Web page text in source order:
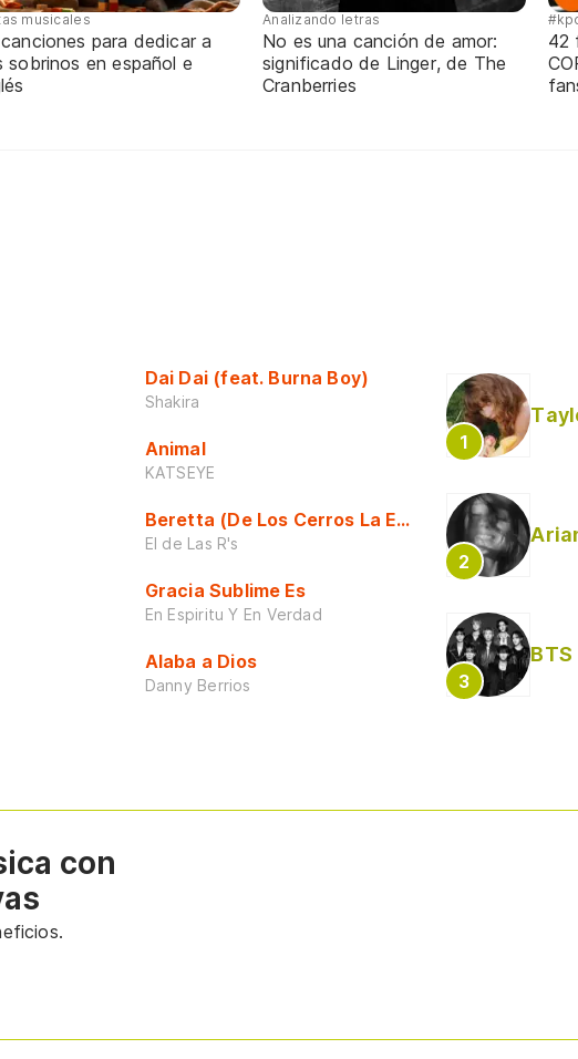
musicales
para dedicar a
sobrinos en español e
Analizando letras
No es una canción de amor:
significado de Linger, de The
Cranberries
42
Dai Dai (feat. Burna Boy)
Shakira
Animal
KATSEYE
Beretta (De Los Cerros La Escuela)
El de Las R's
Gracia Sublime Es
En Espiritu Y En Verdad
Alaba a Dios
Danny Berrios
BTS
con